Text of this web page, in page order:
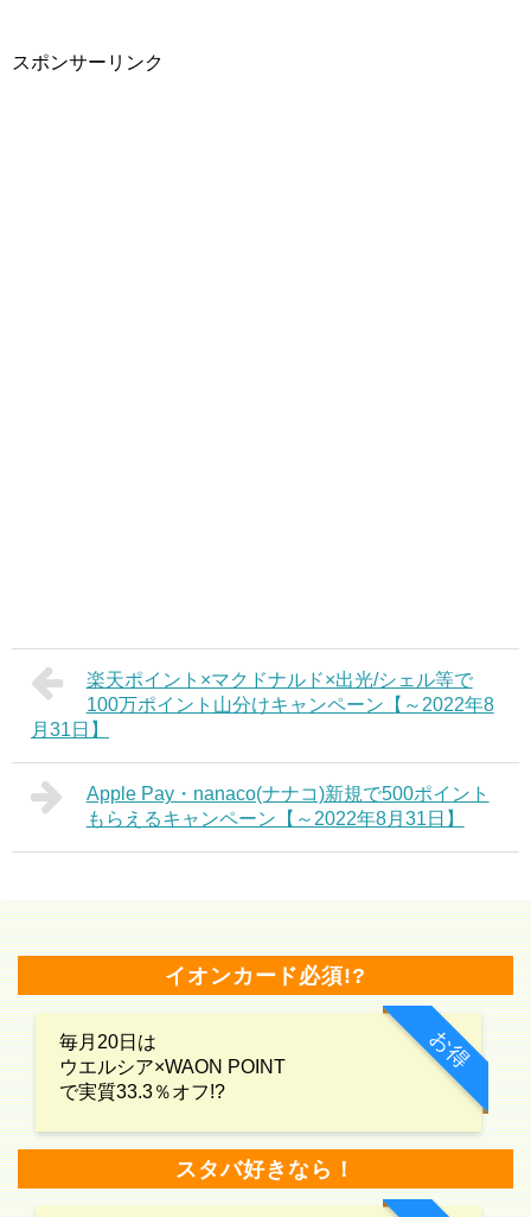
スポンサーリンク
楽天ポイント×マクドナルド×出光/シェル等で
100万ポイント山分けキャンペーン【～2022年8
月31日】
Apple Pay・nanaco(ナナコ)新規で500ポイント
もらえるキャンペーン【～2022年8月31日】
イオンカード必須!?
お得
毎月20日は
ウエルシア×WAON POINT
で実質33.3％オフ!?
スタバ好きなら！